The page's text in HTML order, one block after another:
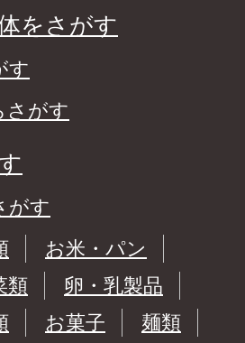
をさがす
す
さがす
がす
お米・パン
類
卵・乳製品
お菓子
麺類